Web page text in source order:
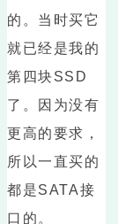
的。当时买它
就已经是我的
第四块SSD
了。因为没有
更高的要求，
所以一直买的
都是SATA接
口的。